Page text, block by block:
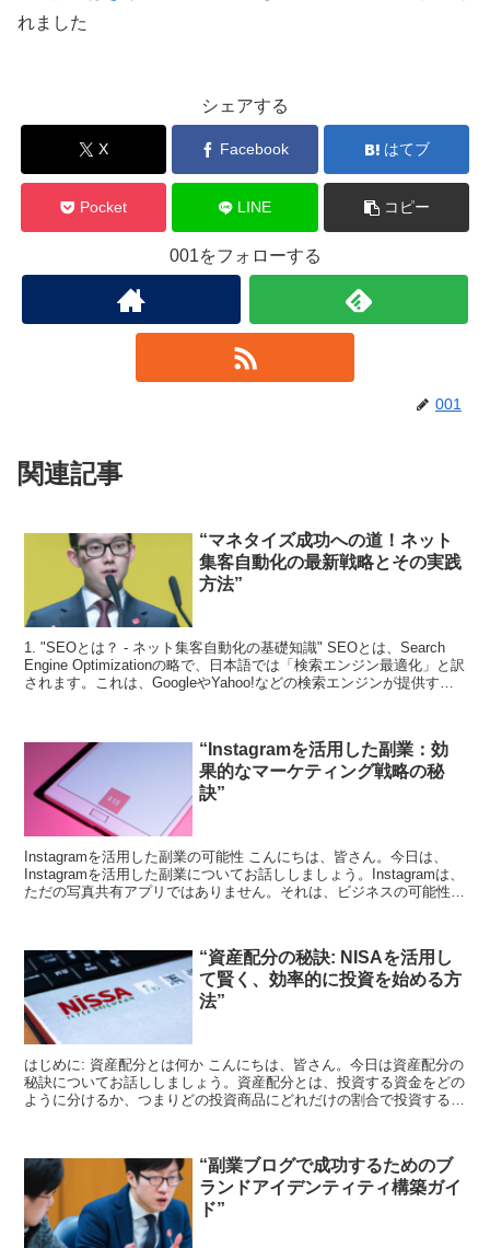
れました
シェアする
X Facebook はてブ
Pocket LINE コピー
001をフォローする
001
関連記事
“マネタイズ成功への道！ネット
集客自動化の最新戦略とその実践
方法”
1. "SEOとは？ - ネット集客自動化の基礎知識" SEOとは、Search
Engine Optimizationの略で、日本語では「検索エンジン最適化」と訳
されます。これは、GoogleやYahoo!などの検索エンジンが提供する
“Instagramを活用した副業：効
果的なマーケティング戦略の秘
訣”
Instagramを活用した副業の可能性 こんにちは、皆さん。今日は、
Instagramを活用した副業についてお話ししましょう。Instagramは、
ただの写真共有アプリではありません。それは、ビジネスの可能性を
“資産配分の秘訣: NISAを活用し
て賢く、効率的に投資を始める方
法”
はじめに: 資産配分とは何か こんにちは、皆さん。今日は資産配分の
秘訣についてお話ししましょう。資産配分とは、投資する資金をどの
ように分けるか、つまりどの投資商品にどれだけの割合で投資するか
“副業ブログで成功するためのブ
ランドアイデンティティ構築ガイ
ド”